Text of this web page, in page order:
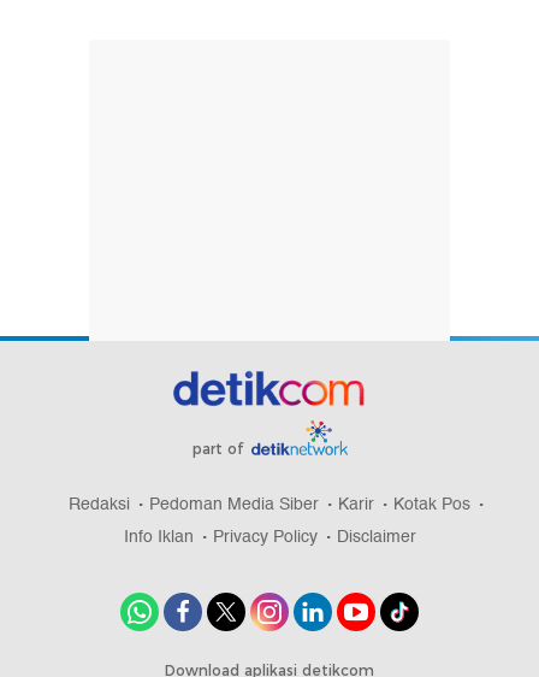
part of
Redaksi Pedoman Media Siber Karir
Kotak Pos
Info Iklan
Privacy Policy Disclaimer
Download aplikasi detikcom